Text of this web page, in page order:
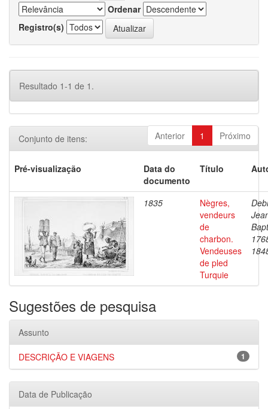
Ordenar
Registro(s)
Resultado 1-1 de 1.
Anterior 1 Próximo
Conjunto de itens:
Pré-visualização
Data do
documento
Título
1835
Nègres,
vendeurs
de
charbon.
Vendeuses
de pled
Turquie
Sugestões de pesquisa
Assunto
1
DESCRIÇÃO E VIAGENS
Data de Publicação